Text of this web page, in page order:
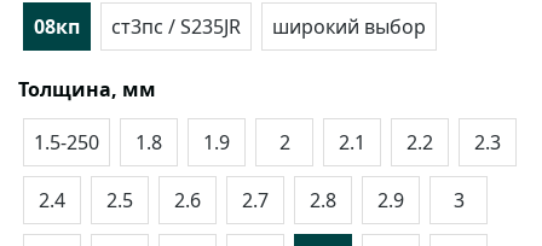
08кп
ст3пс / S235JR широкий выбор
Толщина, мм
1.5-250
1.8 1.9 2 2.1 2.2 2.3
2.4 2.5 2.6 2.7 2.8 2.9 3